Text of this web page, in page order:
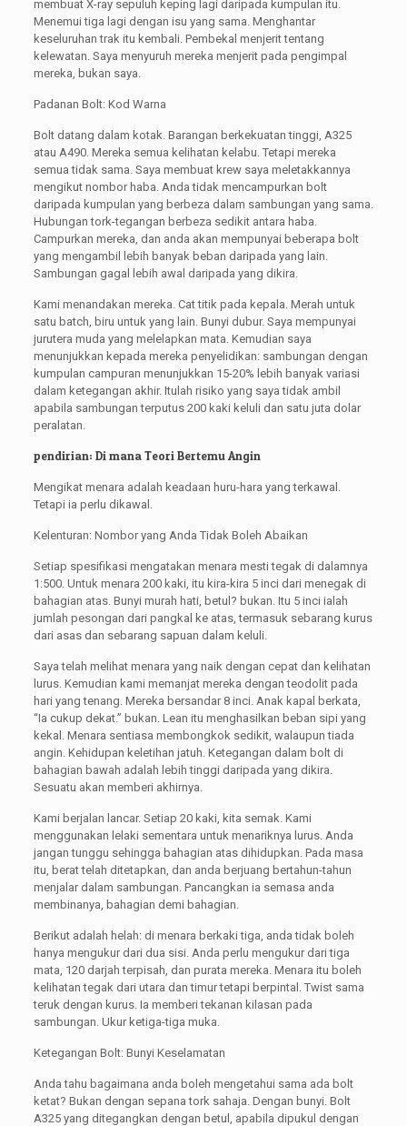
membuat X-ray sepuluh keping lagi daripada kumpulan itu.
Menemui tiga lagi dengan isu yang sama. Menghantar
keseluruhan trak itu kembali. Pembekal menjerit tentang
kelewatan. Saya menyuruh mereka menjerit pada pengimpal
mereka, bukan saya.
Padanan Bolt: Kod Warna
Bolt datang dalam kotak. Barangan berkekuatan tinggi, A325
atau A490. Mereka semua kelihatan kelabu. Tetapi mereka
semua tidak sama. Saya membuat krew saya meletakkannya
mengikut nombor haba. Anda tidak mencampurkan bolt
daripada kumpulan yang berbeza dalam sambungan yang sama.
Hubungan tork-tegangan berbeza sedikit antara haba.
Campurkan mereka, dan anda akan mempunyai beberapa bolt
yang mengambil lebih banyak beban daripada yang lain.
Sambungan gagal lebih awal daripada yang dikira.
Kami menandakan mereka. Cat titik pada kepala. Merah untuk
satu batch, biru untuk yang lain. Bunyi dubur. Saya mempunyai
jurutera muda yang melelapkan mata. Kemudian saya
menunjukkan kepada mereka penyelidikan: sambungan dengan
kumpulan campuran menunjukkan 15-20% lebih banyak variasi
dalam ketegangan akhir. Itulah risiko yang saya tidak ambil
apabila sambungan terputus 200 kaki keluli dan satu juta dolar
peralatan.
pendirian: Di mana Teori Bertemu Angin
Mengikat menara adalah keadaan huru-hara yang terkawal.
Tetapi ia perlu dikawal.
Kelenturan: Nombor yang Anda Tidak Boleh Abaikan
Setiap spesifikasi mengatakan menara mesti tegak di dalamnya
1:500. Untuk menara 200 kaki, itu kira-kira 5 inci dari menegak di
bahagian atas. Bunyi murah hati, betul? bukan. Itu 5 inci ialah
jumlah pesongan dari pangkal ke atas, termasuk sebarang kurus
dari asas dan sebarang sapuan dalam keluli.
Saya telah melihat menara yang naik dengan cepat dan kelihatan
lurus. Kemudian kami memanjat mereka dengan teodolit pada
hari yang tenang. Mereka bersandar 8 inci. Anak kapal berkata,
“Ia cukup dekat.” bukan. Lean itu menghasilkan beban sipi yang
kekal. Menara sentiasa membongkok sedikit, walaupun tiada
angin. Kehidupan keletihan jatuh. Ketegangan dalam bolt di
bahagian bawah adalah lebih tinggi daripada yang dikira.
Sesuatu akan memberi akhirnya.
Kami berjalan lancar. Setiap 20 kaki, kita semak. Kami
menggunakan lelaki sementara untuk menariknya lurus. Anda
jangan tunggu sehingga bahagian atas dihidupkan. Pada masa
itu, berat telah ditetapkan, dan anda berjuang bertahun-tahun
menjalar dalam sambungan. Pancangkan ia semasa anda
membinanya, bahagian demi bahagian.
Berikut adalah helah: di menara berkaki tiga, anda tidak boleh
hanya mengukur dari dua sisi. Anda perlu mengukur dari tiga
mata, 120 darjah terpisah, dan purata mereka. Menara itu boleh
kelihatan tegak dari utara dan timur tetapi berpintal. Twist sama
teruk dengan kurus. Ia memberi tekanan kilasan pada
sambungan. Ukur ketiga-tiga muka.
Ketegangan Bolt: Bunyi Keselamatan
Anda tahu bagaimana anda boleh mengetahui sama ada bolt
ketat? Bukan dengan sepana tork sahaja. Dengan bunyi. Bolt
A325 yang ditegangkan dengan betul, apabila dipukul dengan